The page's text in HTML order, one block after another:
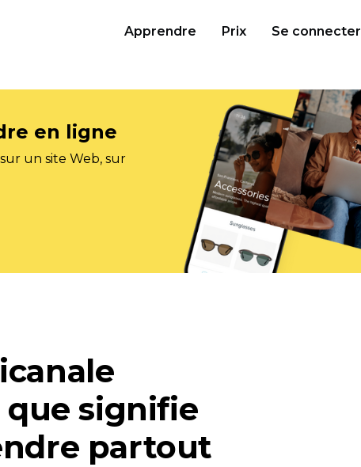
Apprendre Prix Se connecter
en ligne
un site Web, sur
que signifie
partout